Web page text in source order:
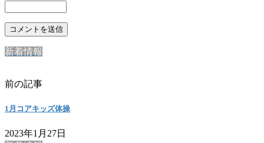
新着情報
前の記事
1月コアキッズ体操
2023年1月27日